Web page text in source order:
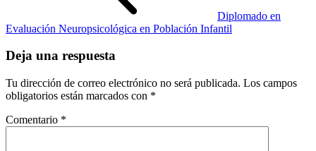
Diplomado en
Evaluación Neuropsicológica en Población Infantil
Deja una respuesta
Tu dirección de correo electrónico no será publicada. Los campos
obligatorios están marcados con *
Comentario *